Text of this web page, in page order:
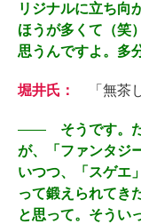
リジナルに立ち向
ほうが多くて（笑
思うんですよ。多
堀井氏： 「無茶
――そうです。だ
が、「ファンタジ
いつつ、「スゲエ
って鍛えられてき
と思って。そうい